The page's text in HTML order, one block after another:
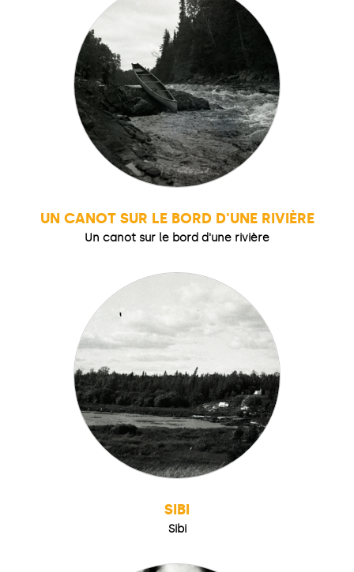
UN CANOT SUR LE BORD D'UNE RIVIÈRE
Un canot sur le bord d'une rivière
SIBI
Sibi